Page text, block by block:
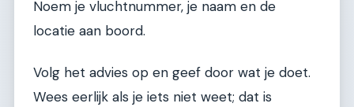
Noem je vluchtnummer, je naam en de
locatie aan boord.
Volg het advies op en geef door wat je doet.
Wees eerlijk als je iets niet weet; dat is